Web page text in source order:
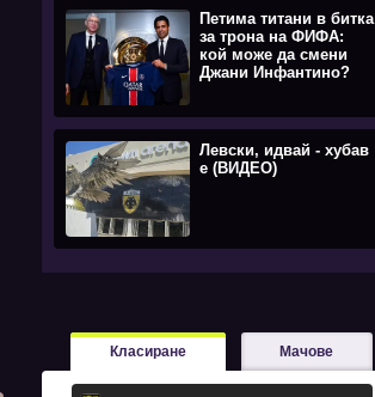
Петима титани в битка
за трона на ФИФА:
кой може да смени
Джани Инфантино?
Левски, идвай - хубав
е (ВИДЕО)
Класиране Мачове